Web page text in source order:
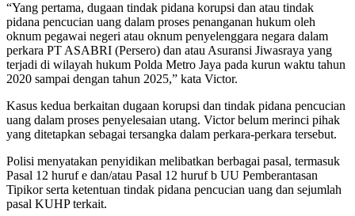
“Yang pertama, dugaan tindak pidana korupsi dan atau tindak
pidana pencucian uang dalam proses penanganan hukum oleh
oknum pegawai negeri atau oknum penyelenggara negara dalam
perkara PT ASABRI (Persero) dan atau Asuransi Jiwasraya yang
terjadi di wilayah hukum Polda Metro Jaya pada kurun waktu tahun
2020 sampai dengan tahun 2025,” kata Victor.
Kasus kedua berkaitan dugaan korupsi dan tindak pidana pencucian
uang dalam proses penyelesaian utang. Victor belum merinci pihak
yang ditetapkan sebagai tersangka dalam perkara-perkara tersebut.
Polisi menyatakan penyidikan melibatkan berbagai pasal, termasuk
Pasal 12 huruf e dan/atau Pasal 12 huruf b UU Pemberantasan
Tipikor serta ketentuan tindak pidana pencucian uang dan sejumlah
pasal KUHP terkait.